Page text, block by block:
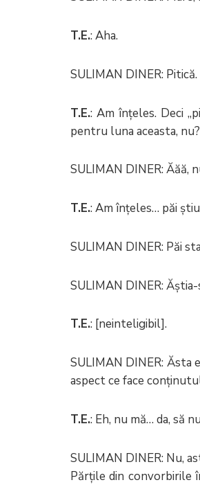
T.E.: Aha.
SULIMAN DINER: Pitică.
T.E.: Am înțeles. Deci
pentru luna aceasta, nu?
SULIMAN DINER: Ăăă,
T.E.: Am înțeles… păi
SULIMAN DINER: Păi
SULIMAN DINER:
T.E.: [neinteligibil].
SULIMAN DINER: Ăsta
aspect ce face
T.E.: Eh, nu mă… da, să
SULIMAN DINER: Nu,
Părțile din convorbirile